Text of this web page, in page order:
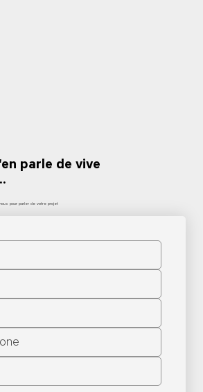
pour parler de votre projet
parle de vive